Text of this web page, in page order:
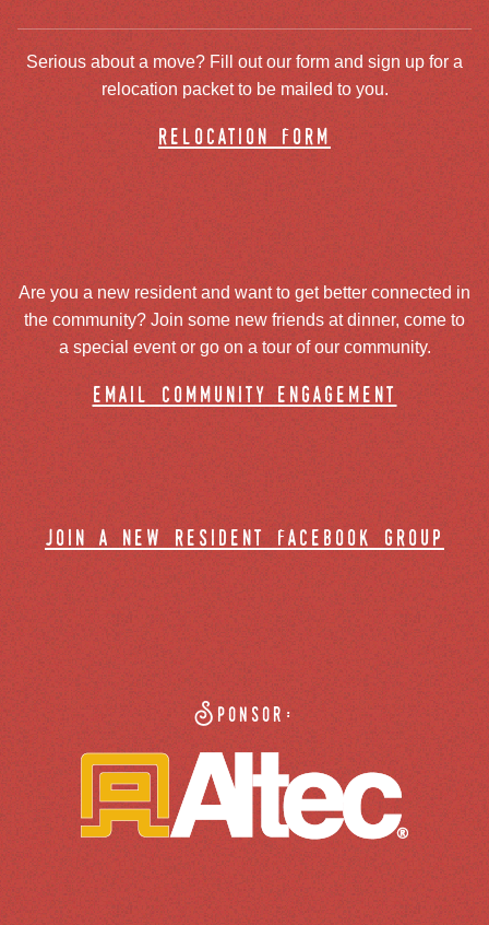
Serious about a move? Fill out our form and sign up for a
relocation packet to be mailed to you.
relocation form
Are you a new resident and want to get better connected in
the community? Join some new friends at dinner, come to
a special event or go on a tour of our community.
email community engagement
join a new resident facebook group
Sponsor: